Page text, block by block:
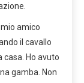
amico
il cavallo
casa. Ho avuto
gamba. Non